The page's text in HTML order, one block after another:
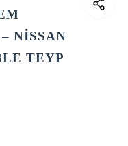
NİSSAN
TEYP